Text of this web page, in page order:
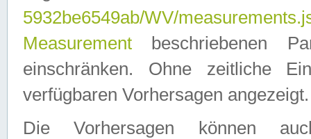
5932be6549ab/WV/
Measurement beschriebenen
einschränken. Ohne zeitliche
verfügbaren Vorhersagen angezeigt.
Die Vorhersagen können